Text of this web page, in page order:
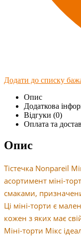
Додати до списку
Опис
Додаткова
Відгуки (0)
Оплата та
Опис
Тістечка Nonpareil
асортимент міні-
смаками,
Ці міні-торти є
кожен з яких має
Міні-торти Мікс